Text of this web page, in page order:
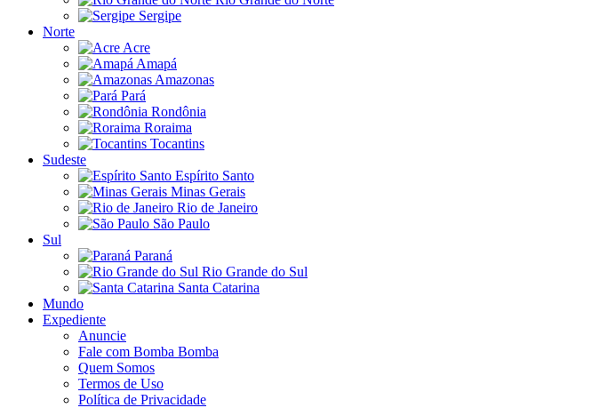
Sergipe
Norte
Acre
Amapá
Amazonas
Pará
Rondônia
Roraima
Tocantins
Sudeste
Espírito Santo
Minas Gerais
Rio de Janeiro
São Paulo
Sul
Paraná
Rio Grande do Sul
Santa Catarina
Mundo
Expediente
Anuncie
Fale com Bomba Bomba
Quem Somos
Termos de Uso
Política de Privacidade